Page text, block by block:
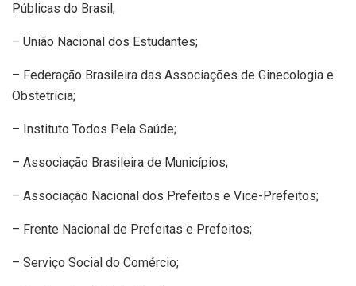
Públicas do Brasil;
– União Nacional dos Estudantes;
– Federação Brasileira das Associações de Ginecologia e
Obstetrícia;
– Instituto Todos Pela Saúde;
– Associação Brasileira de Municípios;
– Associação Nacional dos Prefeitos e Vice-Prefeitos;
– Frente Nacional de Prefeitas e Prefeitos;
– Serviço Social do Comércio;